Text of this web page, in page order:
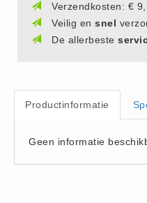
AED apparaten (11)
AED batterijen (12)
AED tassen (14)
Beademings materialen (6)
Verzendkosten: €
Veilig en snel
De allerbeste
Productinformatie
Geen informatie